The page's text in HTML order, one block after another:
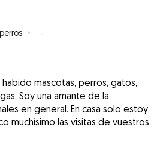
» Cuidadores de perros en
habido mascotas, perros, gatos,
Soy una amante de la
en general. En casa solo estoy
muchísimo las visitas de vuestros